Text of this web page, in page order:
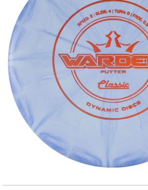
images
gallery
to